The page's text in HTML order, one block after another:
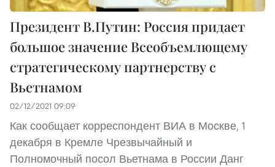
Президент В.Путин: Россия придает
большое значение Всеобъемлющему
стратегическому партнерству с
Вьетнамом
02/12/2021 09:09
Как сообщает корреспондент ВИА в Москве, 1
декабря в Кремле Чрезвычайный и
Полномочный посол Вьетнама в России Данг